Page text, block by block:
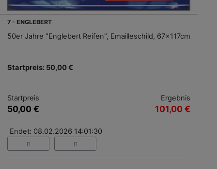
7 - ENGLEBERT
50er Jahre "Englebert Reifen", Emailleschild, 67x117cm
Startpreis: 50,00 €
Startpreis
50,00 €
Ergebnis
101,00 €
Endet: 08.02.2026 14:01:30